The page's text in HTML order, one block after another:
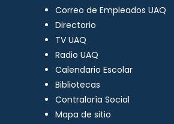
Correo de Empleados UAQ
Directorio
TV UAQ
Radio UAQ
Calendario Escolar
Bibliotecas
Contraloría Social
Mapa de sitio